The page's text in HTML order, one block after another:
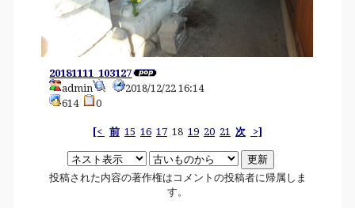
20181111_103127
admin
2018/12/22 16:14
614
0
[< 前 15 16 17 18 19 20 21 次 >]
投稿された内容の著作権はコメントの投稿者に帰属しま
す。